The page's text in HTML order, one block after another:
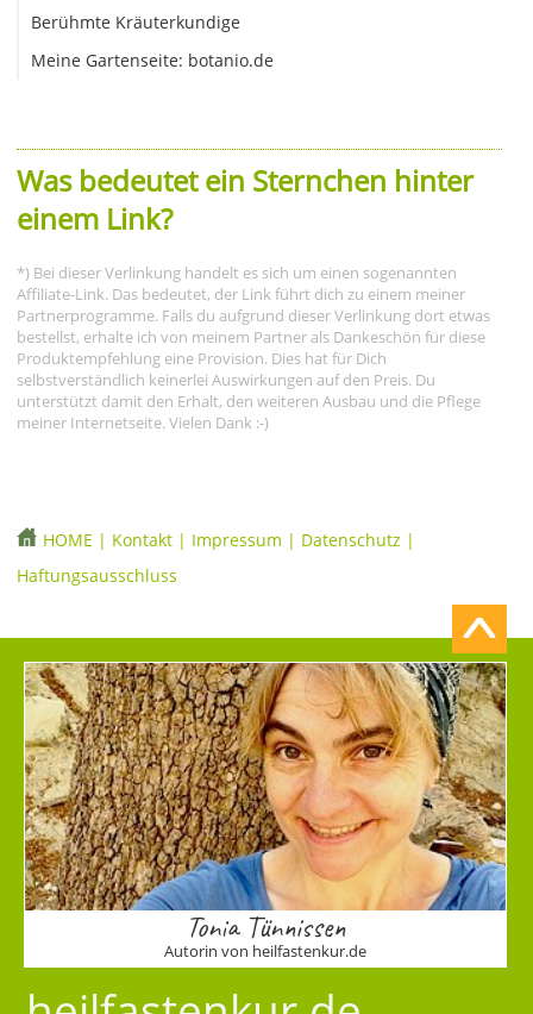
Berühmte Kräuterkundige
Meine Gartenseite: botanio.de
Was bedeutet ein Sternchen hinter
einem Link?
*) Bei dieser Verlinkung handelt es sich um einen sogenannten
Affiliate-Link. Das bedeutet, der Link führt dich zu einem meiner
Partnerprogramme. Falls du aufgrund dieser Verlinkung dort etwas
bestellst, erhalte ich von meinem Partner als Dankeschön für diese
Produktempfehlung eine Provision. Dies hat für Dich
selbstverständlich keinerlei Auswirkungen auf den Preis. Du
unterstützt damit den Erhalt, den weiteren Ausbau und die Pflege
meiner Internetseite. Vielen Dank :-)
HOME | Kontakt | Impressum | Datenschutz |
Haftungsausschluss
Tonia Tünnissen
Autorin von heilfastenkur.de